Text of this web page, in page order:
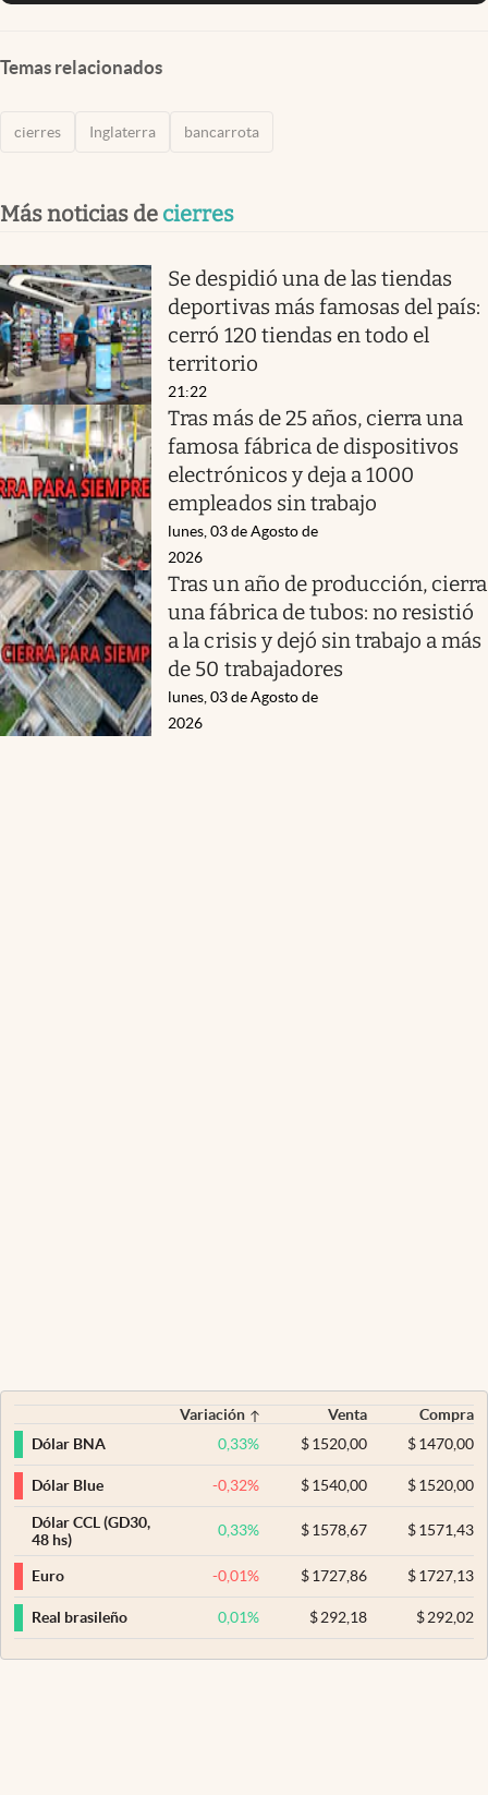
Temas relacionados
cierres Inglaterra bancarrota
Más noticias de cierres
Se despidió una de las tiendas
deportivas más famosas del país:
cerró 120 tiendas en todo el
territorio
21:22
Tras más de 25 años, cierra una
famosa fábrica de dispositivos
electrónicos y deja a 1000
empleados sin trabajo
lunes, 03 de Agosto de
2026
Tras un año de producción, cierra
una fábrica de tubos: no resistió
a la crisis y dejó sin trabajo a más
de 50 trabajadores
lunes, 03 de Agosto de
2026
Variación Venta
Compra
Dólar BNA
0,33% $ 1520,00 $1470,00
Dólar Blue -0,32% $ 1540,00 $1520,00
Dólar CCL (GD30,
48 hs)
0,33% $ 1578,67 $1571,43
Euro -0,01% $ 1727,86 $1727,13
Real brasileño 0,01% $ 292,18 $292,02